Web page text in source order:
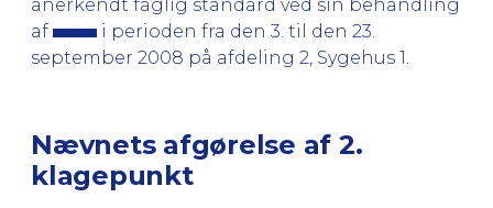
anerkendt faglig standard ved sin behandling
af
i perioden fra den 3. til den 23.
september 2008 på afdeling 2, Sygehus 1.
Nævnets afgørelse af 2.
klagepunkt